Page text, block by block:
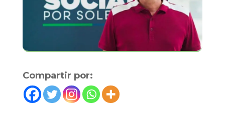
Compartir por: